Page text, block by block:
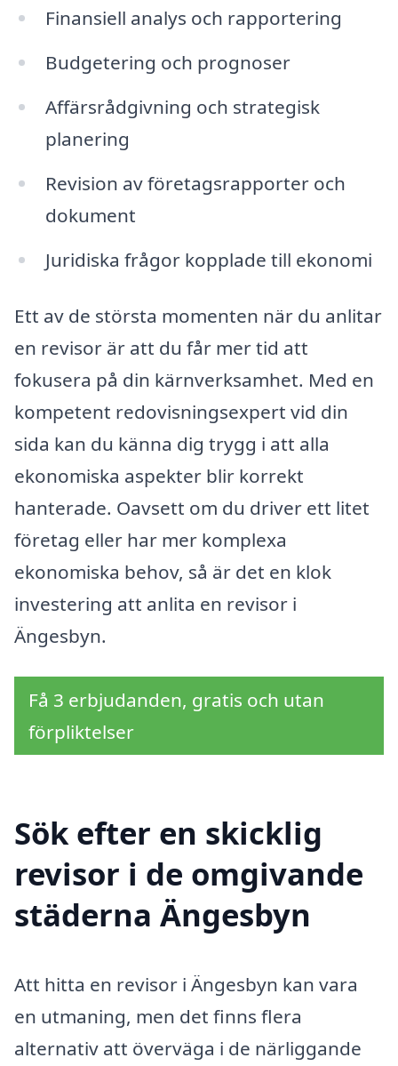
Finansiell analys och rapportering
Budgetering och prognoser
Affärsrådgivning och strategisk
planering
Revision av företagsrapporter och
dokument
Juridiska frågor kopplade till ekonomi
Ett av de största momenten när du anlitar
en revisor är att du får mer tid att
fokusera på din kärnverksamhet. Med en
kompetent redovisningsexpert vid din
sida kan du känna dig trygg i att alla
ekonomiska aspekter blir korrekt
hanterade. Oavsett om du driver ett litet
företag eller har mer komplexa
ekonomiska behov, så är det en klok
investering att anlita en revisor i
Ängesbyn.
Få 3 erbjudanden, gratis och utan
förpliktelser
Sök efter en skicklig
revisor i de omgivande
städerna Ängesbyn
Att hitta en revisor i Ängesbyn kan vara
en utmaning, men det finns flera
alternativ att överväga i de närliggande